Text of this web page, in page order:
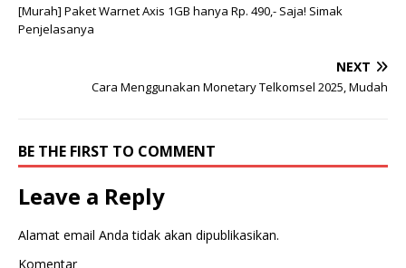
[Murah] Paket Warnet Axis 1GB hanya Rp. 490,- Saja! Simak
Penjelasanya
NEXT
Cara Menggunakan Monetary Telkomsel 2025, Mudah
BE THE FIRST TO COMMENT
Leave a Reply
Alamat email Anda tidak akan dipublikasikan.
Komentar